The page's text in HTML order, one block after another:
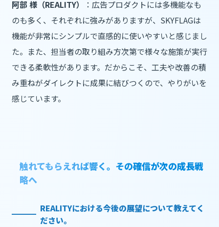
阿部 様（REALITY）
：広告プロダクトには多機能なも
のも多く、それぞれに強みがありますが、SKYFLAGは
機能が非常にシンプルで直感的に使いやすいと感じまし
た。また、担当者の取り組み方次第で様々な施策が実行
できる柔軟性があります。だからこそ、工夫や改善の積
み重ねがダイレクトに成果に結びつくので、やりがいを
感じています。
触れてもらえれば響く。その確信が次の成長戦
略へ
REALITYにおける今後の展望について教えてく
ださい。